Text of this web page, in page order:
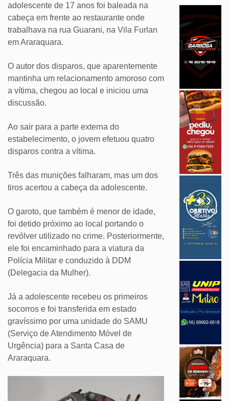
adolescente de 17 anos foi baleada na
cabeça em frente ao restaurante onde
trabalhava na rua Guarani, na Vila Furlan
em Araraquara.
O autor dos disparos, que aparentemente
mantinha um relacionamento amoroso com
a vítima, chegou ao local e iniciou uma
discussão.
Ao sair para a parte externa do
estabelecimento, o jovem efetuou quatro
disparos contra a vítima.
Três das munições falharam, mas um dos
tiros acertou a cabeça da adolescente.
O garoto, que também é menor de idade,
foi detido próximo ao local portando o
revólver utilizado no crime. Posteriormente,
ele foi encaminhado para a viatura da
Polícia Militar e conduzido à DDM
(Delegacia da Mulher).
Já a adolescente recebeu os primeiros
socorros e foi transferida em estado
gravíssimo por uma unidade do SAMU
(Serviço de Atendimento Móvel de
Urgência) para a Santa Casa de
Araraquara.